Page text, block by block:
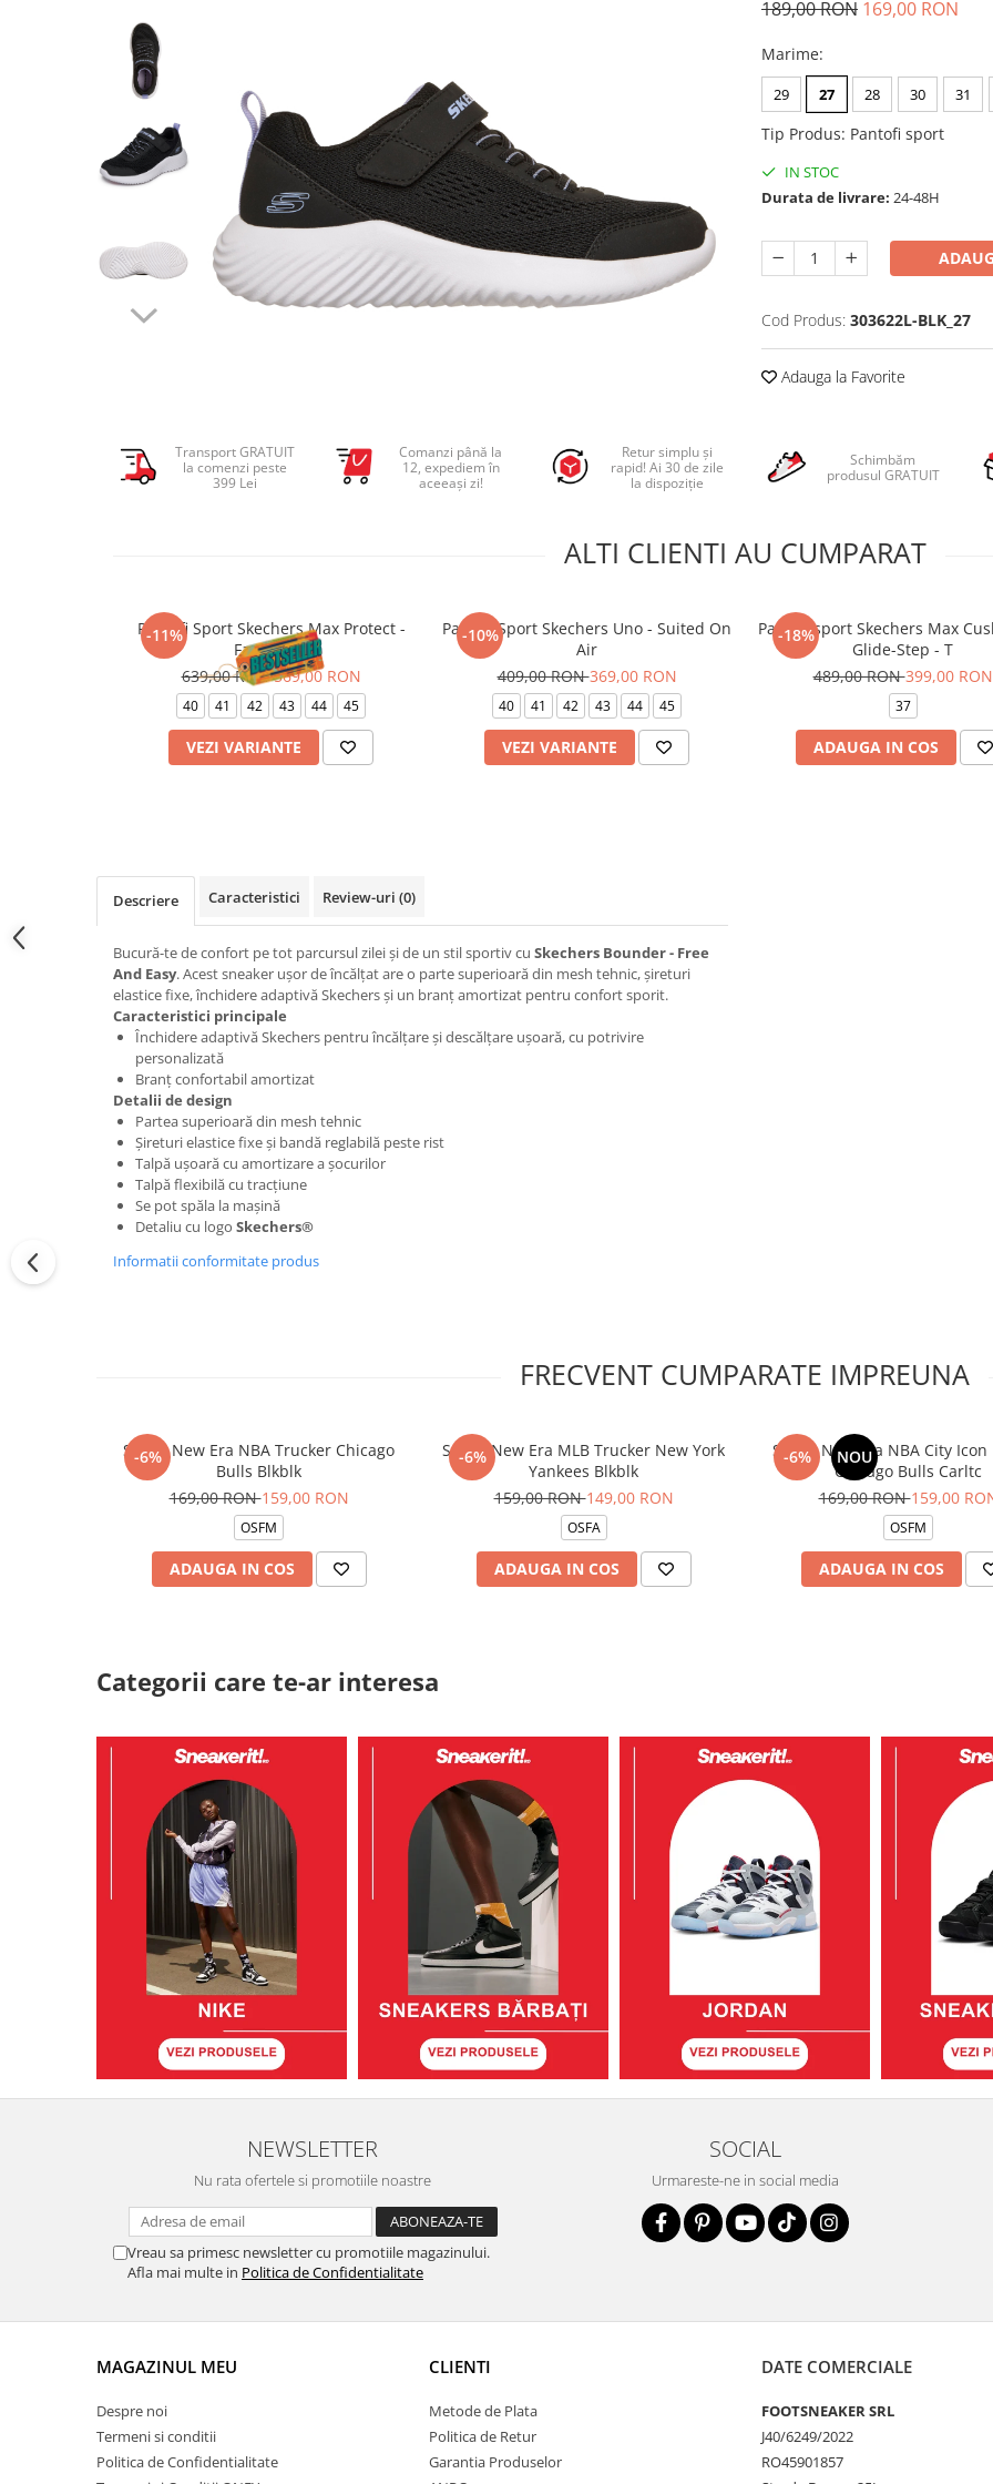
Pantaloni lungi copii
Geci si veste copii
Pantaloni scurti Copii
Ingrijire incaltaminte
189,00 RON 169,00 RON
Marime:
29 27 28 30 31
Tip Produs: Pantofi sport
IN STOC
Durata de livrare: 24-48H
Cod Produs: 303622L-BLK_27
Adauga la Favorite
Transport GRATUIT
la comenzi peste
399 Lei
Comanzi până la
12, expediem în
aceeași zi!
Retur simplu și
rapid! Ai 30 de zile
la dispoziție
Schimbăm
produsul GRATUIT
ALTI CLIENTI AU CUMPARAT
-11%
Pantofi Sport Skechers Max Protect -
Fast Track
639,00 RON569,00 RON
40 41 42 43 44 45
VEZI VARIANTE
-10%
Pantofi Sport Skechers Uno - Suited On
Air
409,00 RON369,00 RON
40 41 42 43 44 45
VEZI VARIANTE
-18%
Pantofi sport Skechers Max
Glide-Step - T
489,00 RON399,00 RON
37
ADAUGA IN COS
Descriere Caracteristici Review-uri (0)
Bucură-te de confort pe tot parcursul zilei și de un stil sportiv cu Skechers Bounder - Free
And Easy. Acest sneaker ușor de încălțat are o parte superioară din mesh tehnic, șireturi
elastice fixe, închidere adaptivă Skechers și un branț amortizat pentru confort sporit.
Caracteristici principale
Închidere adaptivă Skechers pentru încălțare și descălțare ușoară, cu potrivire
personalizată
Branț confortabil amortizat
Detalii de design
Partea superioară din mesh tehnic
Șireturi elastice fixe și bandă reglabilă peste rist
Talpă ușoară cu amortizare a șocurilor
Talpă flexibilă cu tracțiune
Se pot spăla la mașină
Detaliu cu logo Skechers®
Informatii conformitate produs
FRECVENT CUMPARATE IMPREUNA
-6%
Sapca New Era NBA Trucker Chicago
Bulls Blkblk
169,00 RON159,00 RON
OSFM
ADAUGA IN COS
-6%
Sapca New Era MLB Trucker New York
Yankees Blkblk
159,00 RON149,00 RON
OSFA
ADAUGA IN COS
-6% NOU
Sapca New Era NBA City Icon
Chicago Bulls Carltc
169,00 RON159,00
OSFM
ADAUGA IN COS
Categorii care te-ar interesa
NEWSLETTER
Nu rata ofertele si promotiile noastre
Vreau sa primesc newsletter cu promotiile magazinului.
Afla mai multe in Politica de Confidentialitate
SOCIAL
Urmareste-ne in social media
MAGAZINUL MEU
Despre noi
Termeni si conditii
Politica de Confidentialitate
CLIENTI
Metode de Plata
Politica de Retur
Garantia Produselor
DATE COMERCIALE
FOOTSNEAKER SRL
J40/6249/2022
RO45901857